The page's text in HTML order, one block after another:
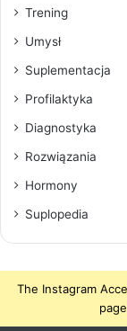
Trening
Umysł
Suplementacja
Profilaktyka
Diagnostyka
Rozwiązania
Hormony
Suplopedia
The Instagram